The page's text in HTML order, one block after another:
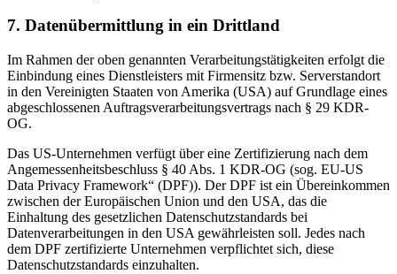
7. Datenübermittlung in ein Drittland
Im Rahmen der oben genannten Verarbeitungstätigkeiten erfolgt die
Einbindung eines Dienstleisters mit Firmensitz bzw. Serverstandort
in den Vereinigten Staaten von Amerika (USA) auf Grundlage eines
abgeschlossenen Auftragsverarbeitungsvertrags nach § 29 KDR-
OG.
Das US-Unternehmen verfügt über eine Zertifizierung nach dem
Angemessenheitsbeschluss § 40 Abs. 1 KDR-OG (sog. EU-US
Data Privacy Framework“ (DPF)). Der DPF ist ein Übereinkommen
zwischen der Europäischen Union und den USA, das die
Einhaltung des gesetzlichen Datenschutzstandards bei
Datenverarbeitungen in den USA gewährleisten soll. Jedes nach
dem DPF zertifizierte Unternehmen verpflichtet sich, diese
Datenschutzstandards einzuhalten.